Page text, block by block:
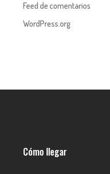
Feed de comentarios
WordPress.org
Cómo llegar